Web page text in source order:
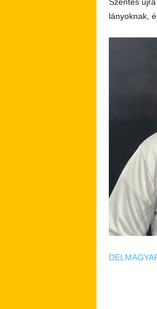
lányoknak,